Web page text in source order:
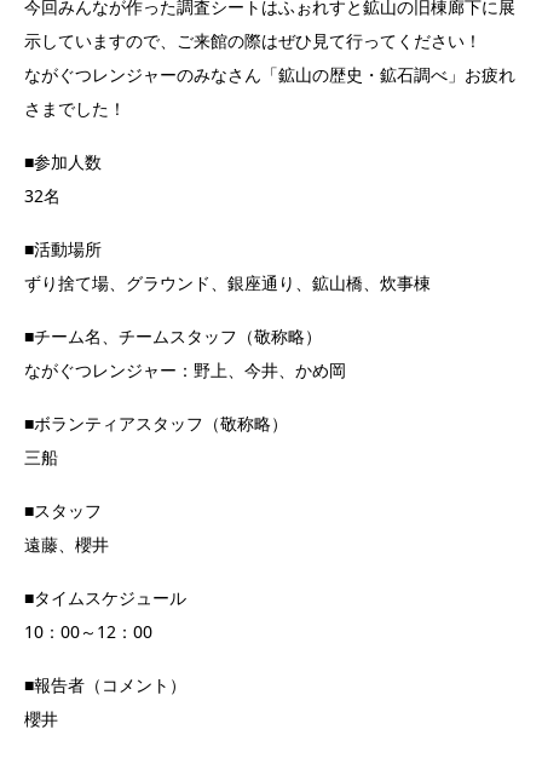
今回みんなが作った調査シートはふぉれすと鉱山の旧棟廊下に展
示していますので、ご来館の際はぜひ見て行ってください！
ながぐつレンジャーのみなさん「鉱山の歴史・鉱石調べ」お疲れ
さまでした！
■参加人数
32名
■活動場所
ずり捨て場、グラウンド、銀座通り、鉱山橋、炊事棟
■チーム名、チームスタッフ（敬称略）
ながぐつレンジャー：野上、今井、かめ岡
■ボランティアスタッフ（敬称略）
三船
■スタッフ
遠藤、櫻井
■タイムスケジュール
10：00～12：00
■報告者（コメント）
櫻井